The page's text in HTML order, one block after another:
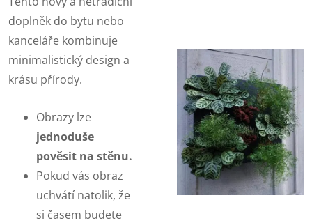
doplněk do bytu nebo
kanceláře kombinuje
minimalistický design a
krásu přírody.
Obrazy lze
jednoduše
pověsit na stěnu.
Pokud vás obraz
uchvátí natolik, že
si časem budete